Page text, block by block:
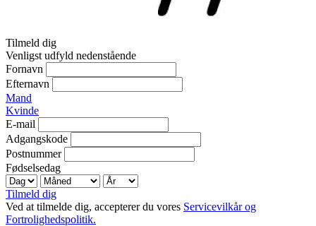
Tilmeld dig
Venligst udfyld nedenstående
Fornavn
Efternavn
Mand
Kvinde
E-mail
Adgangskode
Postnummer
Fødselsedag
Tilmeld dig
Ved at tilmelde dig, accepterer du vores Servicevilkår og
Fortrolighedspolitik.